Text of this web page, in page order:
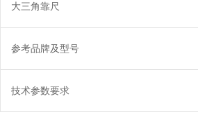
大三角靠尺
参考品牌及型号
技术参数要求